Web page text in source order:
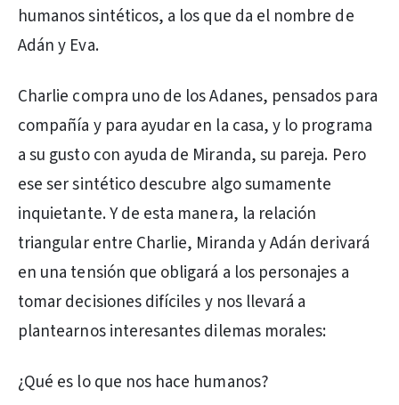
humanos sintéticos, a los que da el nombre de
Adán y Eva.
Charlie compra uno de los Adanes, pensados para
compañía y para ayudar en la casa, y lo programa
a su gusto con ayuda de Miranda, su pareja. Pero
ese ser sintético descubre algo sumamente
inquietante. Y de esta manera, la relación
triangular entre Charlie, Miranda y Adán derivará
en una tensión que obligará a los personajes a
tomar decisiones difíciles y nos llevará a
plantearnos interesantes dilemas morales:
¿Qué es lo que nos hace humanos?